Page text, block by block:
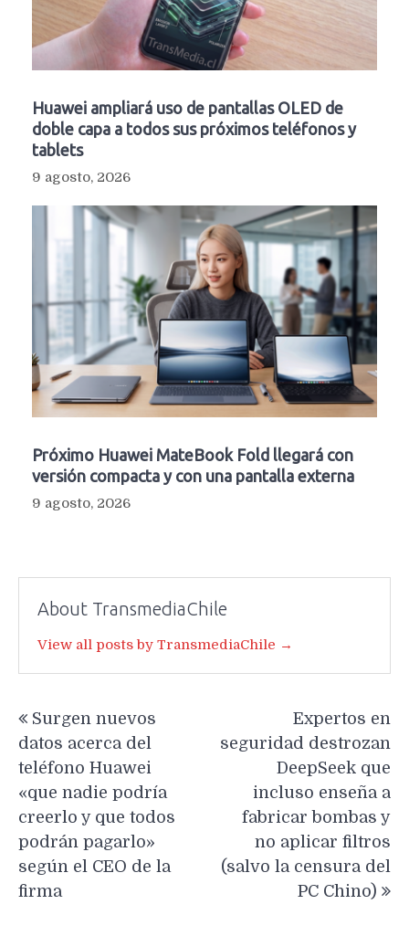
Huawei ampliará uso de pantallas OLED de
doble capa a todos sus próximos teléfonos y
tablets
9 agosto, 2026
Próximo Huawei MateBook Fold llegará con
versión compacta y con una pantalla externa
9 agosto, 2026
About TransmediaChile
View all posts by TransmediaChile →
de
entradas
Surgen nuevos
datos acerca del
teléfono Huawei
«que nadie podría
creerlo y que todos
podrán pagarlo»
según el CEO de la
firma
Expertos en
seguridad destrozan
DeepSeek que
incluso enseña a
fabricar bombas y
no aplicar filtros
(salvo la censura del
PC Chino)